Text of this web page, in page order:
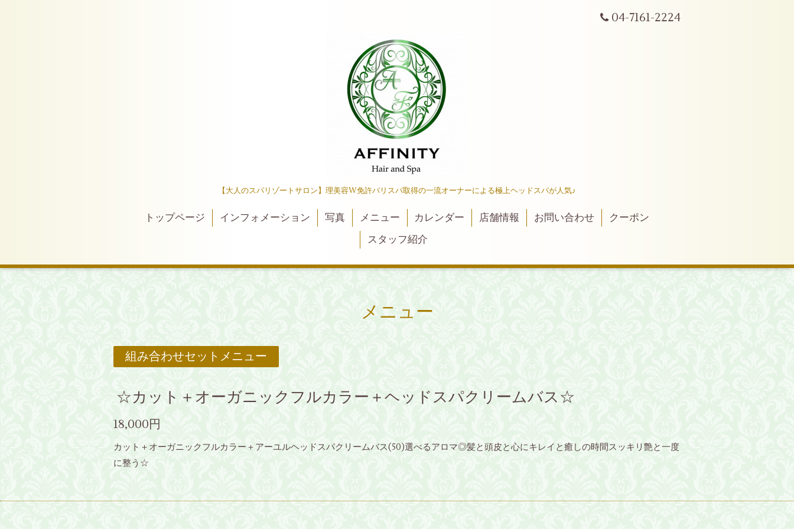
04-7161-2224
【大人のスパリゾートサロン】理美容W免許バリスパ取得の一流オーナーによる極上ヘッドスパが人気♪
トップページ インフォメーション 写真 メニュー カレンダー 店舗情報 お問い合わせ
クーポン
スタッフ紹介
メニュー
組み合わせセットメニュー
☆カット＋オーガニックフルカラー＋ヘッドスパクリームバス☆
18,000円
カット＋オーガニックフルカラー＋アーユルヘッドスパクリームバス(50)選べるアロマ◎髪と頭皮と心にキレイと癒しの時間スッキリ艶と一度
に整う☆